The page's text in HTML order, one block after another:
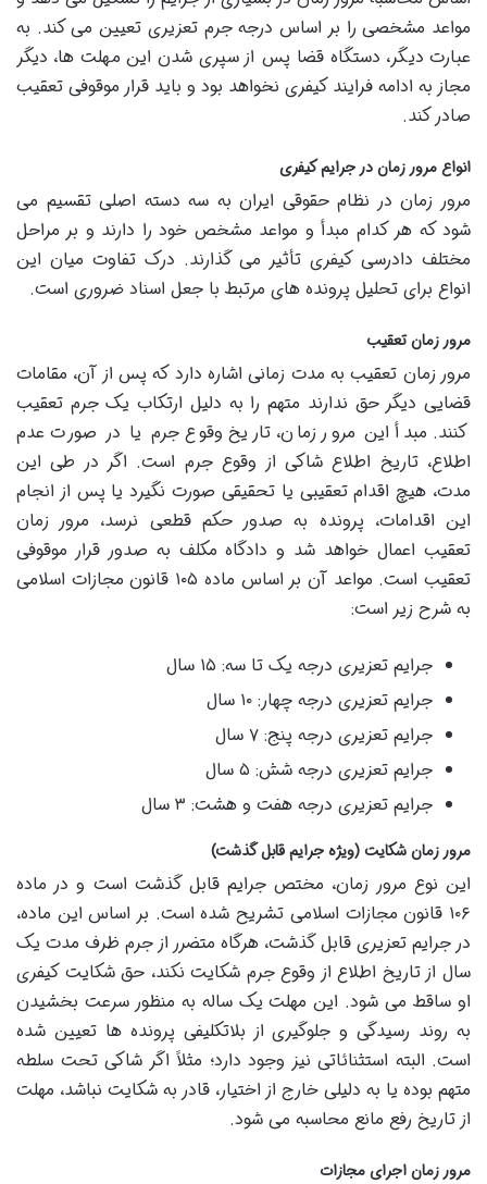
مواعد مشخصی را بر اساس درجه جرم تعزیری تعیین می کند. به
عبارت دیگر، دستگاه قضا پس از سپری شدن این مهلت ها، دیگر
مجاز به ادامه فرایند کیفری نخواهد بود و باید قرار موقوفی تعقیب
صادر کند.
انواع مرور زمان در جرایم کیفری
مرور زمان در نظام حقوقی ایران به سه دسته اصلی تقسیم می
شود که هر کدام مبدأ و مواعد مشخص خود را دارند و بر مراحل
مختلف دادرسی کیفری تأثیر می گذارند. درک تفاوت میان این
انواع برای تحلیل پرونده های مرتبط با جعل اسناد ضروری است.
مرور زمان تعقیب
مرور زمان تعقیب به مدت زمانی اشاره دارد که پس از آن، مقامات
قضایی دیگر حق ندارند متهم را به دلیل ارتکاب یک جرم تعقیب
کنند. مبدأ این مرور زمان، تاریخ وقوع جرم یا در صورت عدم
اطلاع، تاریخ اطلاع شاکی از وقوع جرم است. اگر در طی این
مدت، هیچ اقدام تعقیبی یا تحقیقی صورت نگیرد یا پس از انجام
این اقدامات، پرونده به صدور حکم قطعی نرسد، مرور زمان
تعقیب اعمال خواهد شد و دادگاه مکلف به صدور قرار موقوفی
تعقیب است. مواعد آن بر اساس ماده ۱۰۵ قانون مجازات اسلامی
به شرح زیر است:
جرایم تعزیری درجه یک تا سه: ۱۵ سال
جرایم تعزیری درجه چهار: ۱۰ سال
جرایم تعزیری درجه پنج: ۷ سال
جرایم تعزیری درجه شش: ۵ سال
جرایم تعزیری درجه هفت و هشت: ۳ سال
مرور زمان شکایت (ویژه جرایم قابل گذشت)
این نوع مرور زمان، مختص جرایم قابل گذشت است و در ماده
۱۰۶ قانون مجازات اسلامی تشریح شده است. بر اساس این ماده،
در جرایم تعزیری قابل گذشت، هرگاه متضرر از جرم ظرف مدت یک
سال از تاریخ اطلاع از وقوع جرم شکایت نکند، حق شکایت کیفری
او ساقط می شود. این مهلت یک ساله به منظور سرعت بخشیدن
به روند رسیدگی و جلوگیری از بلاتکلیفی پرونده ها تعیین شده
است. البته استثنائاتی نیز وجود دارد؛ مثلاً اگر شاکی تحت سلطه
متهم بوده یا به دلیلی خارج از اختیار، قادر به شکایت نباشد، مهلت
از تاریخ رفع مانع محاسبه می شود.
مرور زمان اجرای مجازات